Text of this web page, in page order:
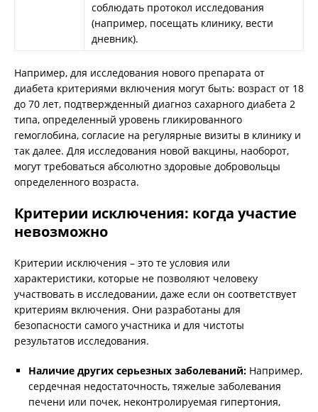
соблюдать протокол исследования
(например, посещать клинику, вести
дневник).
Например, для исследования нового препарата от
диабета критериями включения могут быть: возраст от 18
до 70 лет, подтвержденный диагноз сахарного диабета 2
типа, определенный уровень гликированного
гемоглобина, согласие на регулярные визиты в клинику и
так далее. Для исследования новой вакцины, наоборот,
могут требоваться абсолютно здоровые добровольцы
определенного возраста.
Критерии исключения: когда участие
невозможно
Критерии исключения – это те условия или
характеристики, которые не позволяют человеку
участвовать в исследовании, даже если он соответствует
критериям включения. Они разработаны для
безопасности самого участника и для чистоты
результатов исследования.
Наличие других серьезных заболеваний: Например,
сердечная недостаточность, тяжелые заболевания
печени или почек, неконтролируемая гипертония,